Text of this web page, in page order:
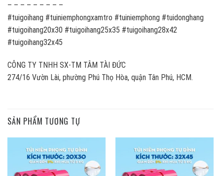
– – – – – – – – –
#tuigoihang #tuiniemphongxamtro #tuiniemphong #tuidonghang
#tuigoihang20x30 #tuigoihang25x35 #tuigoihang28x42
#tuigoihang32x45
CÔNG TY TNHH SX-TM TÂM TÀI ĐỨC
274/16 Vườn Lài, phường Phú Thọ Hòa, quận Tân Phú, HCM.
SẢN PHẨM TƯƠNG TỰ